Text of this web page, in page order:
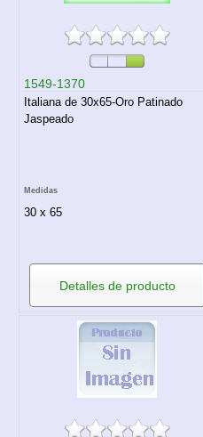
1549-1370
Italiana de 30x65-Oro Patinado
Jaspeado
Medidas
30 x 65
Detalles de producto